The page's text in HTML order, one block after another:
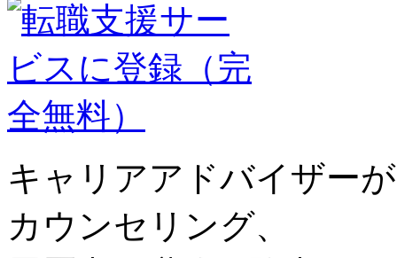
キャリアアドバイザーが
カウンセリング、